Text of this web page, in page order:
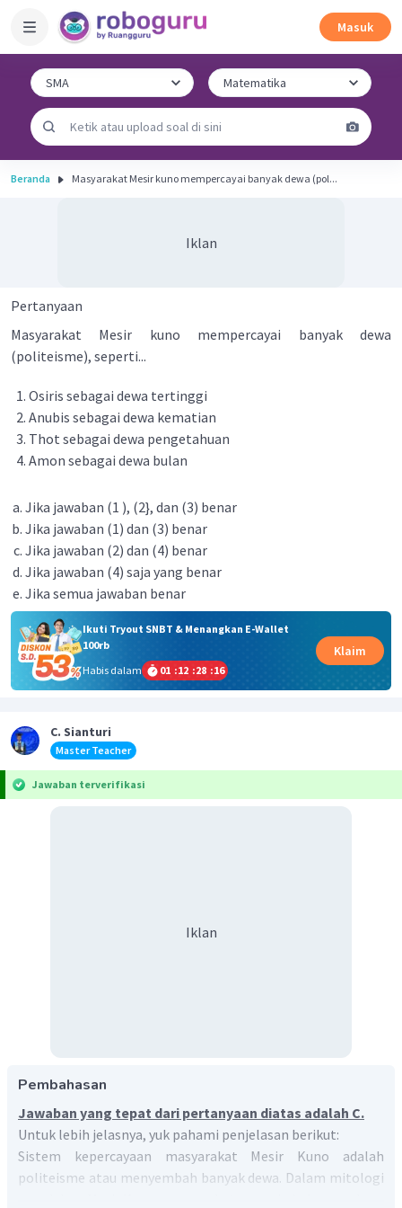
Masuk
Beranda Masyarakat Mesir kuno mempercayai banyak dewa (pol...
Iklan
Pertanyaan
Masyarakat Mesir kuno mempercayai banyak dewa
(politeisme), seperti...
Osiris sebagai dewa tertinggi
Anubis sebagai dewa kematian
Thot sebagai dewa pengetahuan
Amon sebagai dewa bulan
Jika jawaban (1 ), (2}, dan (3) benar
Jika jawaban (1) dan (3) benar
Jika jawaban (2) dan (4) benar
Jika jawaban (4) saja yang benar
Jika semua jawaban benar
Ikuti Tryout SNBT & Menangkan E-Wallet
100rb
Habis dalam
01 :12 :28 :15
Klaim
C. Sianturi
Master Teacher
Jawaban terverifikasi
Iklan
Pembahasan
Jawaban yang tepat dari pertanyaan diatas adalah C.
Untuk lebih jelasnya, yuk pahami penjelasan berikut:
Sistem kepercayaan masyarakat Mesir Kuno adalah
politeisme atau menyembah banyak dewa. Dalam mitologi